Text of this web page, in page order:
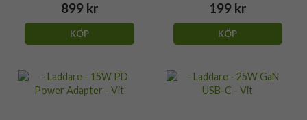
899 kr
KÖP
199 kr
KÖP